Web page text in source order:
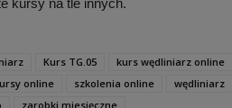
kursy na tle innych.
Kurs TG.05 kurs wędliniarz online
online szkolenia online wędliniarz
zarobki miesięczne